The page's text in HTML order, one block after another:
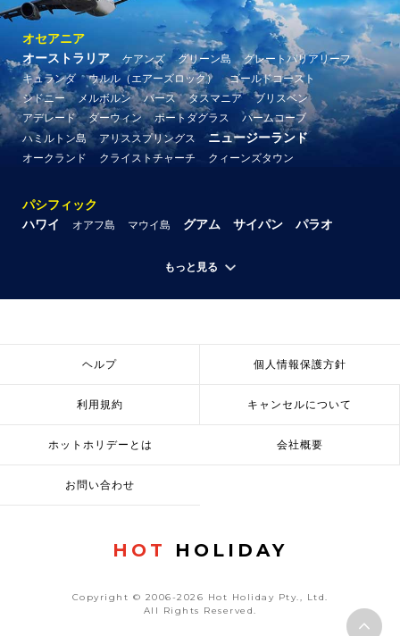
オセアニア
オーストラリア
ケアンズ グリーン島
グレートバリアリーフ
キュランダ
ウルル（エアーズロック）
ゴールドコースト
シドニー
メルボルン パース タスマニア
ブリスベン
アデレード
ダーウィン ポートダグラス
パームコーブ
ハミルトン島
アリススプリングス ニュージーランド
オークランド クライストチャーチ クィーンズタウン
パシフィック
ハワイ
オアフ島 マウイ島 グアム サイパン パラオ
もっと見る
ヘルプ 個人情報保護方針
利用規約 キャンセルについて
ホットホリデーとは 会社概要
お問い合わせ
HOT HOLIDAY
Copyright © 2006-2026 Hot Holiday Pty., Ltd.
All Rights Reserved.